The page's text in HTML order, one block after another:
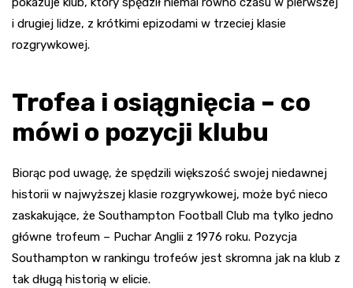
i drugiej lidze, z krótkimi epizodami w trzeciej klasie
rozgrywkowej.
Trofea i osiągnięcia – co
mówi o pozycji klubu
Biorąc pod uwagę, że spędzili większość swojej niedawnej
historii w najwyższej klasie rozgrywkowej, może być nieco
zaskakujące, że Southampton Football Club ma tylko jedno
główne trofeum – Puchar Anglii z 1976 roku. Pozycja
Southampton w rankingu trofeów jest skromna jak na klub z
tak długą historią w elicie.